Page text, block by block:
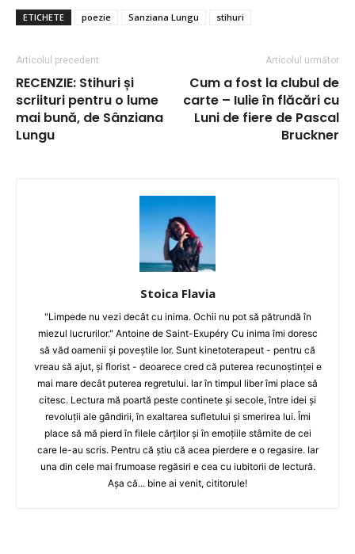
ETICHETE poezie Sanziana Lungu stihuri
Articolul precedent
RECENZIE: Stihuri și
scriituri pentru o lume
mai bună, de Sânziana
Lungu
Articolul următor
Cum a fost la clubul de
carte – Iulie în flăcări cu
Luni de fiere de Pascal
Bruckner
Stoica Flavia
"Limpede nu vezi decât cu inima. Ochii nu pot să pătrundă în
miezul lucrurilor." Antoine de Saint-Exupéry Cu inima îmi doresc
să văd oamenii și poveștile lor. Sunt kinetoterapeut - pentru că
vreau să ajut, și florist - deoarece cred că puterea recunoştinței e
mai mare decât puterea regretului. Iar în timpul liber îmi place să
citesc. Lectura mă poartă peste continete și secole, între idei și
revoluții ale gândirii, în exaltarea sufletului și smerirea lui. Îmi
place să mă pierd în filele cărților și în emoțiile stârnite de cei
care le-au scris. Pentru că știu că acea pierdere e o regasire. Iar
una din cele mai frumoase regăsiri e cea cu iubitorii de lectură.
Așa că... bine ai venit, cititorule!